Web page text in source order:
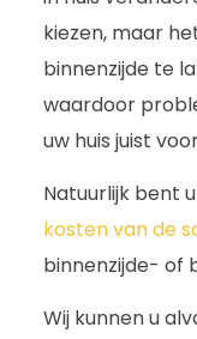
kiezen, maar
binnenzijde te
waardoor
uw huis juist
Natuurlijk bent
kosten van de
binnenzijde- of
Wij kunnen u